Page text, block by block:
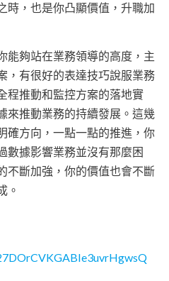
時，也是你凸顯價值，升職加
能夠站在業務領導的高度，主
，有很好的表達技巧說服業務
程推動和監控方案的落地實
來推動業務的持續發展。這幾
確方向，一點一點的推進，你
數據影響業務並沒有那麼困
不斷加強，你的價值也會不斷
。